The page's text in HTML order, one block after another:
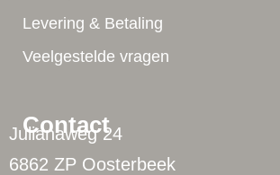
Contact
Julianaweg 24
6862 ZP Oosterbeek
Levering & Betaling
Veelgestelde vragen